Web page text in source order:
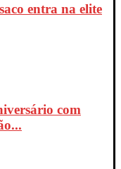
entra na elite
com